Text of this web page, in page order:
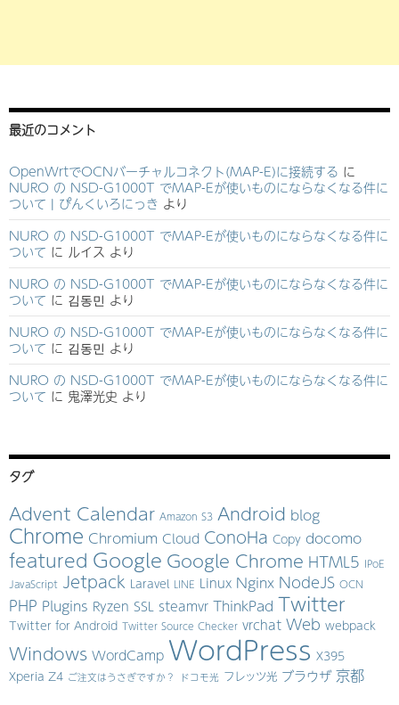
最近のコメント
OpenWrtでOCNバーチャルコネクト(MAP-E)に接続する に
NURO の NSD-G1000T でMAP-Eが使いものにならなくなる件に
ついて | ぴんくいろにっき より
NURO の NSD-G1000T でMAP-Eが使いものにならなくなる件に
ついて に ルイス より
NURO の NSD-G1000T でMAP-Eが使いものにならなくなる件に
ついて に 김동민 より
NURO の NSD-G1000T でMAP-Eが使いものにならなくなる件に
ついて に 김동민 より
NURO の NSD-G1000T でMAP-Eが使いものにならなくなる件に
ついて に 鬼澤光史 より
タグ
Advent Calendar Amazon S3 Android blog
Chrome Chromium Cloud ConoHa Copy docomo
featured Google Google Chrome HTML5 IPoE
JavaScript Jetpack Laravel LINE Linux Nginx NodeJS OCN
PHP Plugins Ryzen SSL steamvr ThinkPad Twitter
Twitter for Android Twitter Source Checker vrchat Web webpack
Windows WordCamp WordPress X395
Xperia Z4 ご注文はうさぎですか？ ドコモ光 フレッツ光 ブラウザ 京都